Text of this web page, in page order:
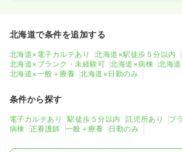
北海道で条件を追加する
北海道×電子カルテあり 北海道×駅徒歩５分以内
北海道×ブランク・未経験可
北海道×病棟
北海
北海道×一般＋療養
北海道×日勤のみ
条件から探す
電子カルテあり 駅徒歩５分以内 託児所あり
ブ
病棟
正看護師 一般＋療養 日勤のみ